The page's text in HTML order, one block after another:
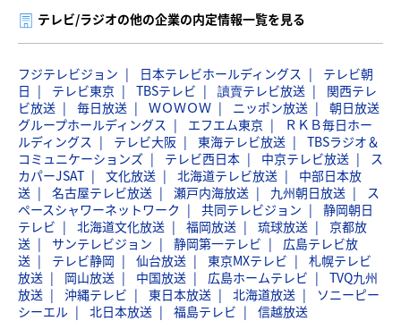
テレビ/ラジオの他の企業の内定情報一覧を見る
フジテレビジョン 日本テレビホールディングス
テレビ朝
日
テレビ東京 TBSテレビ 讀賣テレビ放送
関西テレ
ビ放送
毎日放送 ＷＯＷＯＷ ニッポン放送
朝日放送
グループホールディングス
エフエム東京
ＲＫＢ毎日ホー
ルディングス
テレビ大阪 東海テレビ放送
TBSラジオ＆
コミュニケーションズ
テレビ西日本 中京テレビ放送
ス
カパーJSAT
文化放送 北海道テレビ放送
中部日本放
送
名古屋テレビ放送 瀬戸内海放送 九州朝日放送
ス
ペースシャワーネットワーク
共同テレビジョン
静岡朝日
テレビ
北海道文化放送 福岡放送 琉球放送
京都放
送
サンテレビジョン 静岡第一テレビ
広島テレビ放
送
テレビ静岡 仙台放送 東京MXテレビ
札幌テレビ
放送
岡山放送 中国放送 広島ホームテレビ
TVQ九州
放送
沖縄テレビ 東日本放送 北海道放送
ソニーピー
シーエル
北日本放送 福島テレビ 信越放送